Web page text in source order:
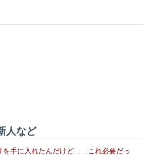
人など
を手に入れたんだけど……これ必要だっ